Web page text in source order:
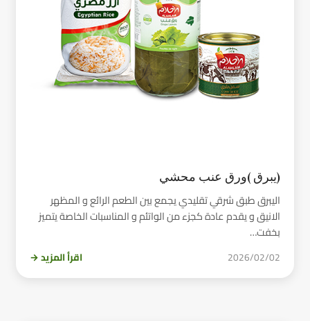
(يبرق )ورق عنب محشي
اليبرق طبق شرقي تقليدي يجمع بين الطعم الرائع و المظهر
الانيق و يقدم عادة كجزء من الواتئم و المناسبات الخاصة يتميز
بخفت…
2026/02/02 اقرأ المزيد →